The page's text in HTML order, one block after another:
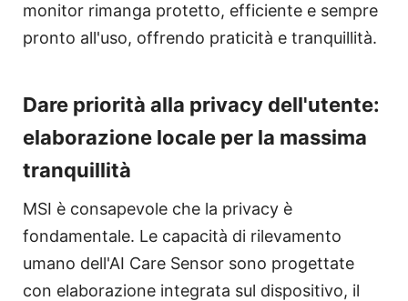
monitor rimanga protetto, efficiente e sempre
pronto all'uso, offrendo praticità e tranquillità.
Dare priorità alla privacy dell'utente:
elaborazione locale per la massima
tranquillità
MSI è consapevole che la privacy è
fondamentale. Le capacità di rilevamento
umano dell'AI Care Sensor sono progettate
con elaborazione integrata sul dispositivo, il